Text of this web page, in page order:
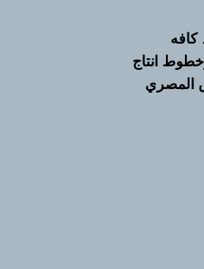
انتاج
المصري